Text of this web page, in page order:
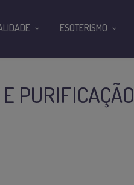
PURIFICAÇÃO
ESOTERISMO